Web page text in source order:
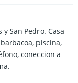
San Pedro. Casa
piscina,
coneccion a